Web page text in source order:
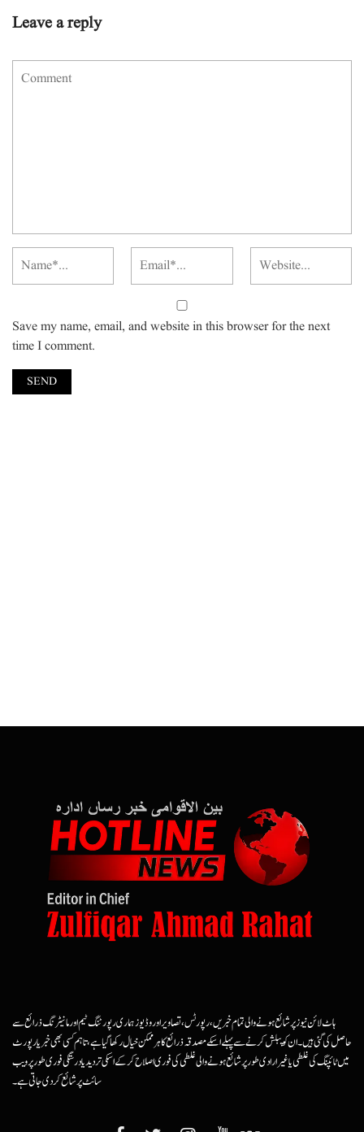
Leave a reply
Save my name, email, and website in this browser for the next
time I comment.
ہاٹ لائن نیوز پر شائع ہونے والی تمام خبریں، رپورٹس، تصاویر اور وڈیوز ہماری رپورٹنگ ٹیم اور مانیٹرنگ ذرائع سے
حاصل کی گئی ہیں۔ ان کو پبلش کرنے سے پہلے اسکے مصدقہ ذرائع کا ہرممکن خیال رکھا گیا ہے، تاہم کسی بھی خبر یا رپورٹ
میں ٹائپنگ کی غلطی یا غیرارادی طور پر شائع ہونے والی غلطی کی فوری اصلاح کرکے اسکی تردید یا درستگی فوری طور پر ویب
سائٹ پر شائع کردی جاتی ہے۔